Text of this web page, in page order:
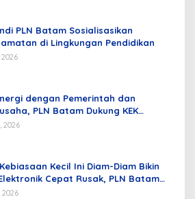
PLN Batam Sosialisasikan
di Lingkungan Pendidikan
2026
dengan Pemerintah dan
PLN Batam Dukung KEK
Sauh sebagai Hub Energi Baru
2026
Kecil Ini Diam-Diam Bikin
Cepat Rusak, PLN Batam
Tips Mengatasinya
2026